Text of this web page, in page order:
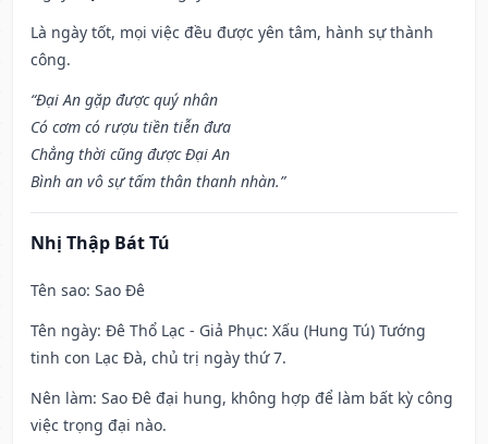
Là ngày tốt, mọi việc đều được yên tâm, hành sự thành
công.
“Đại An gặp được quý nhân
Có cơm có rượu tiền tiễn đưa
Chẳng thời cũng được Đại An
Bình an vô sự tấm thân thanh nhàn.”
Nhị Thập Bát Tú
Tên sao: Sao Đê
Tên ngày: Đê Thổ Lạc - Giả Phục: Xấu (Hung Tú) Tướng
tinh con Lạc Đà, chủ trị ngày thứ 7.
Nên làm: Sao Đê đại hung, không hợp để làm bất kỳ công
việc trọng đại nào.